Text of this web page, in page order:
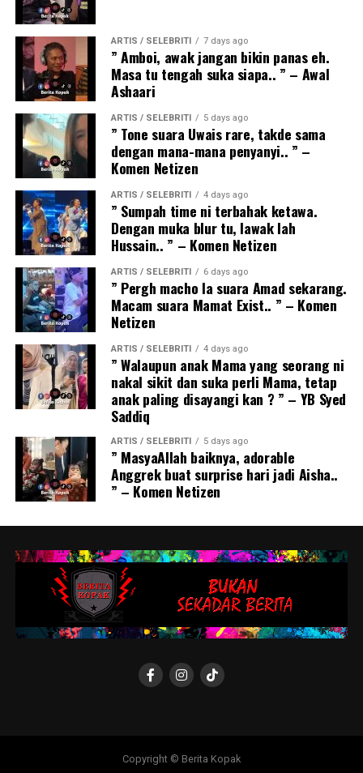
ARTIS / SELEBRITI 7 days ago
” Amboi, awak jangan bikin panas eh.
Masa tu tengah suka siapa.. ” – Awal
Ashaari
ARTIS / SELEBRITI 5 days ago
” Tone suara Uwais rare, takde sama
dengan mana-mana penyanyi.. ” –
Komen Netizen
ARTIS / SELEBRITI 4 days ago
” Sumpah time ni terbahak ketawa.
Dengan muka blur tu, lawak lah
Hussain.. ” – Komen Netizen
ARTIS / SELEBRITI 6 days ago
” Pergh macho la suara Amad sekarang.
Macam suara Mamat Exist.. ” – Komen
Netizen
ARTIS / SELEBRITI 4 days ago
” Walaupun anak Mama yang seorang ni
nakal sikit dan suka perli Mama, tetap
anak paling disayangi kan ? ” – YB Syed
Saddiq
ARTIS / SELEBRITI 5 days ago
” MasyaAllah baiknya, adorable
Anggrek buat surprise hari jadi Aisha..
” – Komen Netizen
Copyright © Berita Kopak